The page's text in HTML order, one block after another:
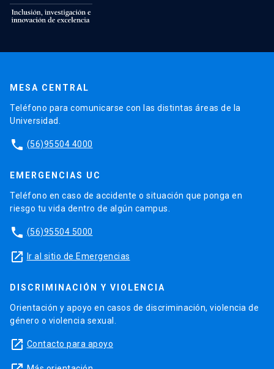
MESA CENTRAL
Teléfono para comunicarse con las distintas áreas de la
Universidad.
phone (56)95504 4000
EMERGENCIAS UC
Teléfono en caso de accidente o situación que ponga en
riesgo tu vida dentro de algún campus.
phone (56)95504 5000
launch Ir al sitio de Emergencias
DISCRIMINACIÓN Y VIOLENCIA
Orientación y apoyo en casos de discriminación, violencia de
género o violencia sexual.
launch Contacto para apoyo